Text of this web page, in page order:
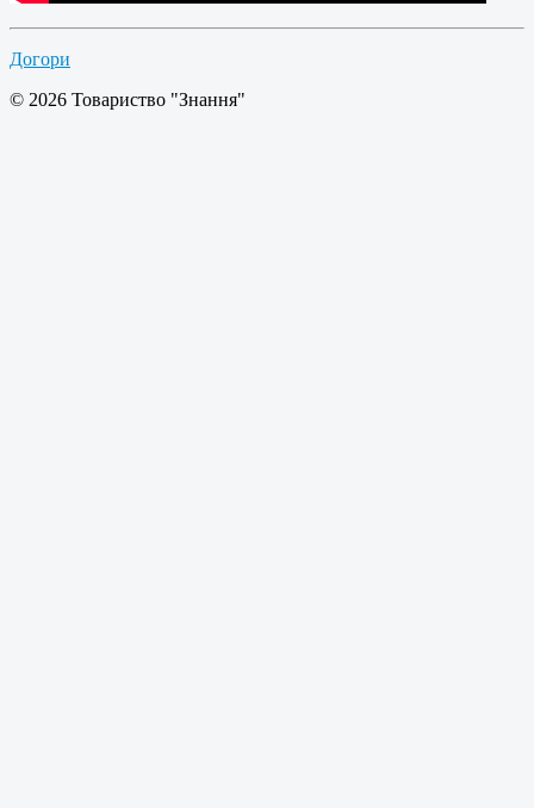
Догори
© 2026 Товариство "Знання"